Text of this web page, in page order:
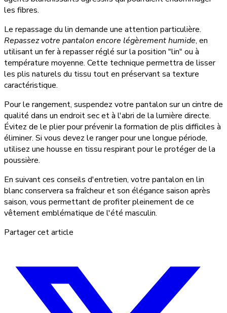
les fibres.
Le repassage du lin demande une attention particulière.
Repassez votre pantalon encore légèrement humide, en
utilisant un fer à repasser réglé sur la position "lin" ou à
température moyenne. Cette technique permettra de lisser
les plis naturels du tissu tout en préservant sa texture
caractéristique.
Pour le rangement, suspendez votre pantalon sur un cintre de
qualité dans un endroit sec et à l'abri de la lumière directe.
Évitez de le plier pour prévenir la formation de plis difficiles à
éliminer. Si vous devez le ranger pour une longue période,
utilisez une housse en tissu respirant pour le protéger de la
poussière.
En suivant ces conseils d'entretien, votre pantalon en lin
blanc conservera sa fraîcheur et son élégance saison après
saison, vous permettant de profiter pleinement de ce
vêtement emblématique de l'été masculin.
Partager cet article